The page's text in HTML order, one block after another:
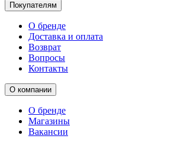
Покупателям
О бренде
Доставка и оплата
Возврат
Вопросы
Контакты
О компании
О бренде
Магазины
Вакансии